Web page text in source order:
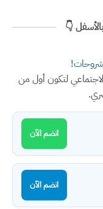
👇
لتكون أول من
انضم الآن
انضم الآن